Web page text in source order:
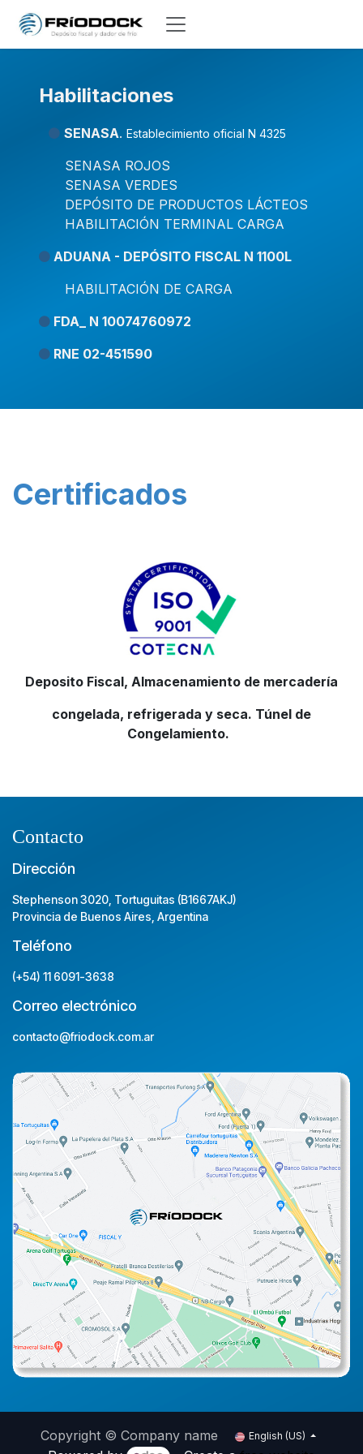
Skip to Content
Habilitaciones
SENASA. Establecimiento oficial N 4325
SENASA ROJOS
SENASA VERDES
DEPÓSITO DE PRODUCTOS LÁCTEOS
HABILITACIÓN TERMINAL CARGA
ADUANA - DEPÓSITO FISCAL N 1100L
HABILITACIÓN DE CARGA
FDA_ N 10074760972
RNE 02-451590
Certificados
Deposito Fiscal, Almacenamiento de mercadería
congelada, refrigerada y seca. Túnel de
Congelamiento.
Contacto
Dirección
Stephenson 3020, Tortuguitas (B1667AKJ)
Provincia de Buenos Aires, Argentina
Teléfono
(+54) 11 6091-3638
Correo electrónico
contacto@friodock.com.ar
Copyright © Company name English (US)